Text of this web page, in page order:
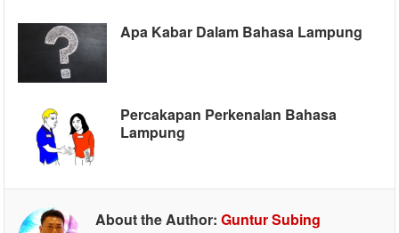
Apa Kabar Dalam Bahasa Lampung
Percakapan Perkenalan Bahasa
Lampung
About the Author:Guntur Subing